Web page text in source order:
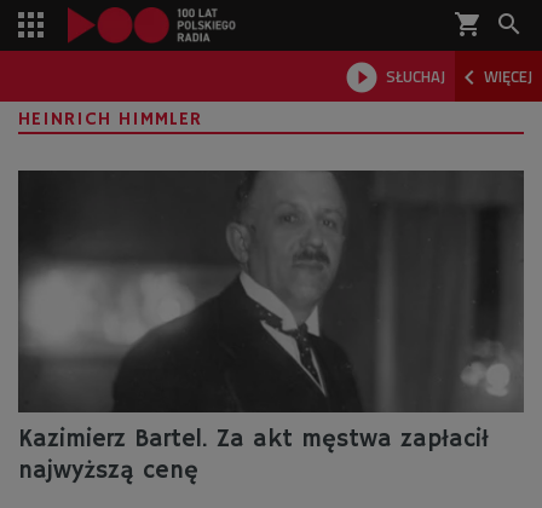
shopping_cart 
 SŁUCHAJ  WIĘCEJ

HEINRICH HIMMLER
Kazimierz Bartel. Za akt męstwa zapłacił
najwyższą cenę